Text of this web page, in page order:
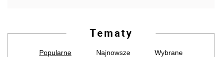
Tematy
Popularne Najnowsze Wybrane